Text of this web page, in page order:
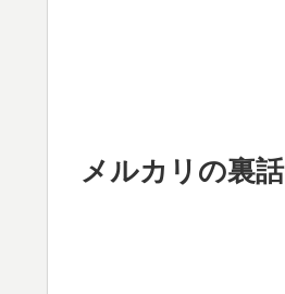
メルカリの裏